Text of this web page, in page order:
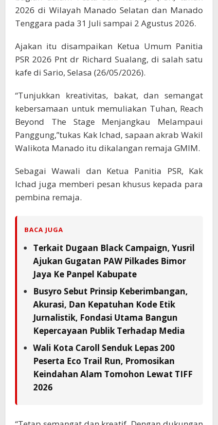
2026 di Wilayah Manado Selatan dan Manado
Tenggara pada 31 Juli sampai 2 Agustus 2026.
Ajakan itu disampaikan Ketua Umum Panitia
PSR 2026 Pnt dr Richard Sualang, di salah satu
kafe di Sario, Selasa (26/05/2026).
“Tunjukkan kreativitas, bakat, dan semangat
kebersamaan untuk memuliakan Tuhan, Reach
Beyond The Stage Menjangkau Melampaui
Panggung,”tukas Kak Ichad, sapaan akrab Wakil
Walikota Manado itu dikalangan remaja GMIM.
Sebagai Wawali dan Ketua Panitia PSR, Kak
Ichad juga memberi pesan khusus kepada para
pembina remaja.
BACA JUGA
Terkait Dugaan Black Campaign, Yusril
Ajukan Gugatan PAW Pilkades Bimor
Jaya Ke Panpel Kabupate
Busyro Sebut Prinsip Keberimbangan,
Akurasi, Dan Kepatuhan Kode Etik
Jurnalistik, Fondasi Utama Bangun
Kepercayaan Publik Terhadap Media
Wali Kota Caroll Senduk Lepas 200
Peserta Eco Trail Run, Promosikan
Keindahan Alam Tomohon Lewat TIFF
2026